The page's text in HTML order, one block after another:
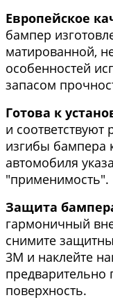
Европейское
бампер
матированной,
особенностей
запасом
Готова к
и соответствуют
изгибы бампера
автомобиля
"применимость".
Защита
гармоничный
снимите
3М и наклейте
предварительно
поверхность.